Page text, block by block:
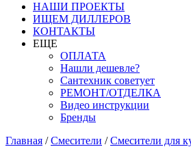
НАШИ ПРОЕКТЫ
ИЩЕМ ДИЛЛЕРОВ
КОНТАКТЫ
ЕЩЕ
ОПЛАТА
Нашли дешевле?
Сантехник советует
РЕМОНТ/ОТДЕЛКА
Видео инструкции
Бренды
Главная /Смесители /Смесители для